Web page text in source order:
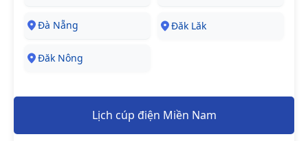
Đà Nẵng Đăk Lăk
Đăk Nông
Lịch cúp điện Miền Nam